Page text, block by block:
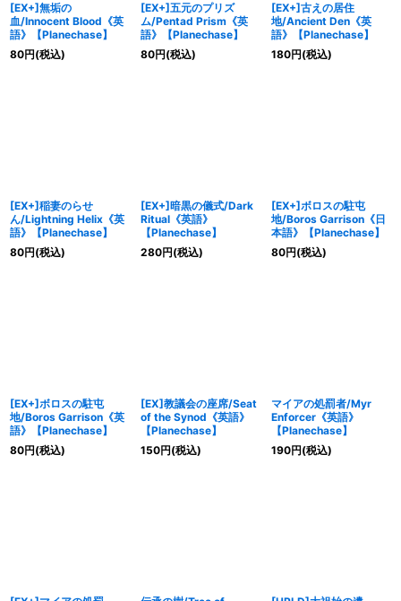
[EX+]無垢の
血/Innocent Blood《英
語》【Planechase】
80円(税込)
[EX+]五元のプリズ
ム/Pentad Prism《英
語》【Planechase】
80円(税込)
[EX+]古えの居住
地/Ancient Den《英
語》【Planechase】
180円(税込)
[EX+]稲妻のらせ
ん/Lightning Helix《英
語》【Planechase】
80円(税込)
[EX+]暗黒の儀式/Dark
Ritual《英語》
【Planechase】
280円(税込)
[EX+]ボロスの駐屯
地/Boros Garrison《日
本語》【Planechase】
80円(税込)
[EX+]ボロスの駐屯
地/Boros Garrison《英
語》【Planechase】
80円(税込)
[EX]教議会の座席/Seat
of the Synod《英語》
【Planechase】
150円(税込)
マイアの処罰者/Myr
Enforcer《英語》
【Planechase】
190円(税込)